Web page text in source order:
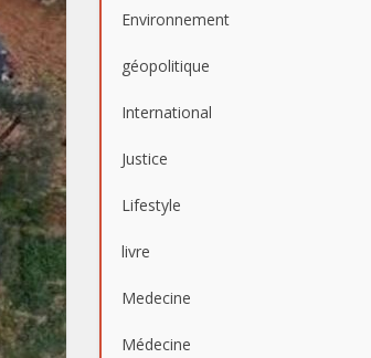
Environnement
géopolitique
International
Justice
Lifestyle
livre
Medecine
Médecine